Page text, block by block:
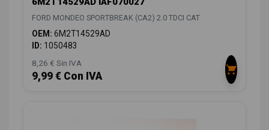
FORD MONDEO SPORTBREAK (CA2) 2.0 TDCI CAT
OEM: 6M2T14529AD
ID: 1050483
8,26 € Sin IVA
9,99 € Con IVA